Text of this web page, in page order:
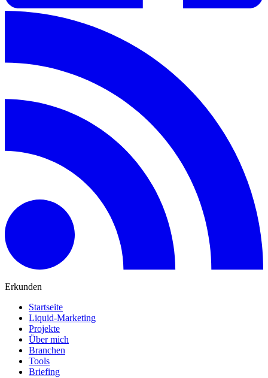
Erkunden
Startseite
Liquid-Marketing
Projekte
Über mich
Branchen
Tools
Briefing